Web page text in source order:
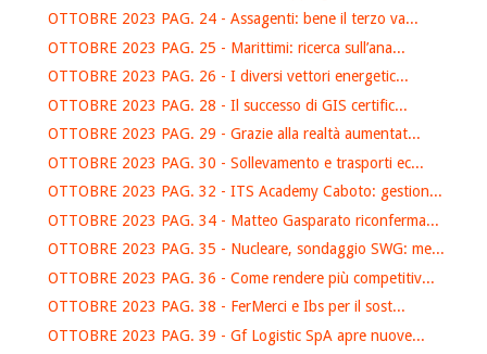
OTTOBRE 2023 PAG. 24 - Assagenti: bene il terzo va...
OTTOBRE 2023 PAG. 25 - Marittimi: ricerca sull’ana...
OTTOBRE 2023 PAG. 26 - I diversi vettori energetic...
OTTOBRE 2023 PAG. 28 - Il successo di GIS certific...
OTTOBRE 2023 PAG. 29 - Grazie alla realtà aumentat...
OTTOBRE 2023 PAG. 30 - Sollevamento e trasporti ec...
OTTOBRE 2023 PAG. 32 - ITS Academy Caboto: gestion...
OTTOBRE 2023 PAG. 34 - Matteo Gasparato riconferma...
OTTOBRE 2023 PAG. 35 - Nucleare, sondaggio SWG: me...
OTTOBRE 2023 PAG. 36 - Come rendere più competitiv...
OTTOBRE 2023 PAG. 38 - FerMerci e Ibs per il sost...
OTTOBRE 2023 PAG. 39 - Gf Logistic SpA apre nuove...